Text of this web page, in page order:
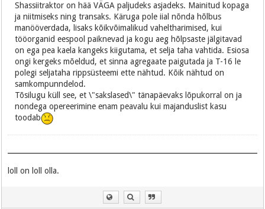
Shassiitraktor on hää VÄGA paljudeks asjadeks. Mainitud kopaga
ja niitmiseks ning transaks. Käruga pole iial nõnda hõlbus
manööverdada, lisaks kõikvõimalikud vaheltharimised, kui
tööorganid eespool paiknevad ja kogu aeg hõlpsaste jälgitavad
on ega pea kaela kangeks kiigutama, et selja taha vahtida. Esiosa
ongi kergeks mõeldud, et sinna agregaate paigutada ja T-16 le
polegi seljataha rippsüsteemi ette nähtud. Kõik nähtud on
samkompunndelod.
Tõsilugu küll see, et \"sakslased\" tänapäevaks lõpukorral on ja
nondega opereerimine enam peavalu kui majanduslist kasu
toodab
loll on loll olla.